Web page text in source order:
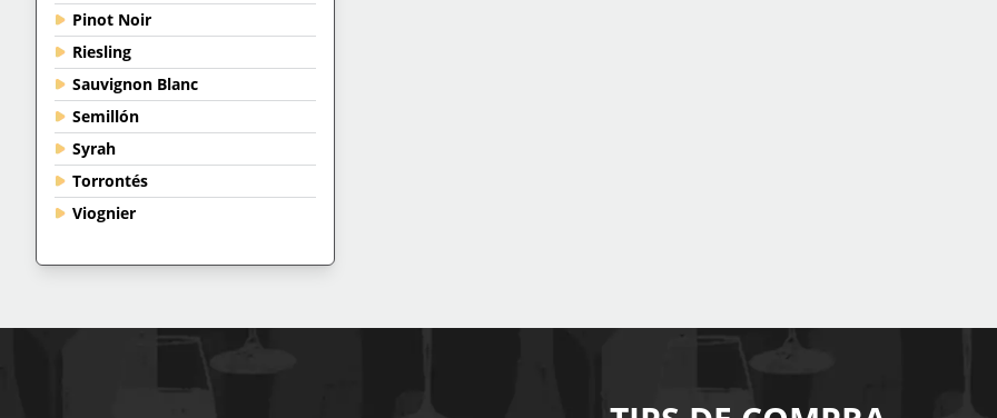
Pinot Noir
Riesling
Sauvignon Blanc
Semillón
Syrah
Torrontés
Viognier